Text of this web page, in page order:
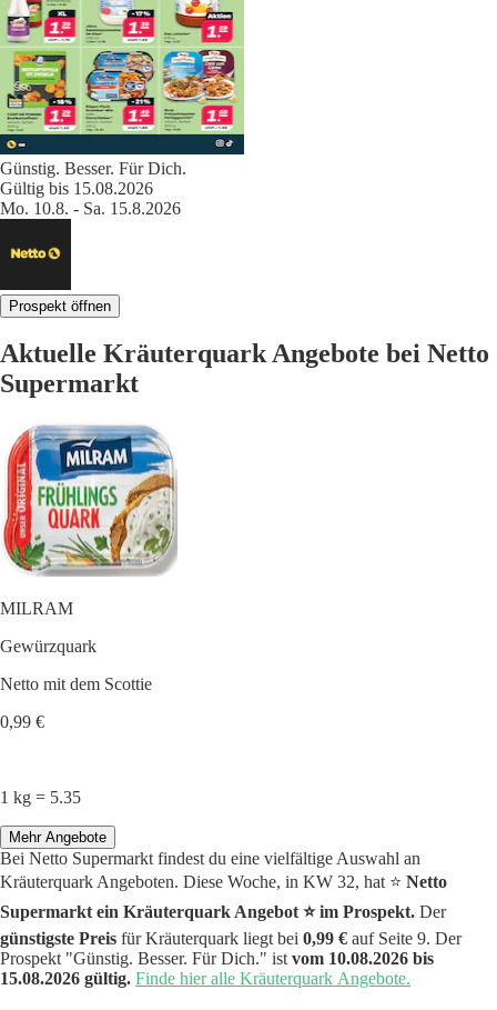
Günstig. Besser. Für Dich.
Gültig bis 15.08.2026
Mo. 10.8. - Sa. 15.8.2026
Prospekt öffnen
Aktuelle Kräuterquark Angebote bei Netto
Supermarkt
MILRAM
Gewürzquark
Netto mit dem Scottie
0,99 €
1 kg = 5.35
Mehr Angebote
Bei Netto Supermarkt findest du eine vielfältige Auswahl an
Kräuterquark Angeboten. Diese Woche, in KW 32, hat ⭐️ Netto
Supermarkt ein Kräuterquark Angebot ⭐️ im Prospekt. Der
günstigste Preis für Kräuterquark liegt bei 0,99 € auf Seite 9. Der
Prospekt "Günstig. Besser. Für Dich." ist vom 10.08.2026 bis
15.08.2026 gültig. Finde hier alle Kräuterquark Angebote.